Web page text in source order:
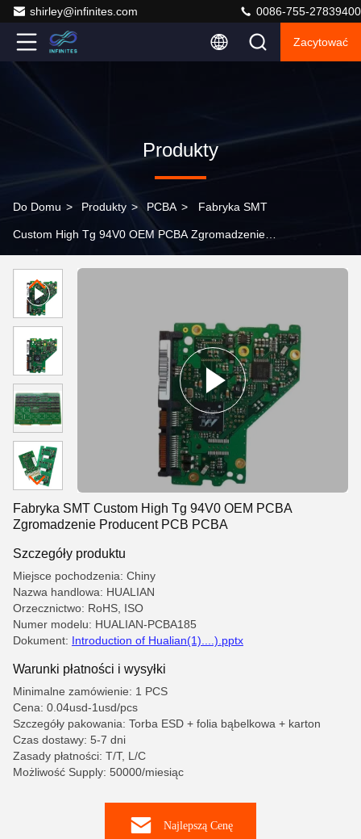
shirley@infinites.com 0086-755-27839400
Zacytować
Produkty
Do Domu > Produkty > PCBA > Fabryka SMT
Custom High Tg 94V0 OEM PCBA Zgromadzenie
Fabryka SMT Custom High Tg 94V0 OEM PCBA
Zgromadzenie Producent PCB PCBA
Szczegóły produktu
Miejsce pochodzenia: Chiny
Nazwa handlowa: HUALIAN
Orzecznictwo: RoHS, ISO
Numer modelu: HUALIAN-PCBA185
Dokument: Introduction of Hualian(1)....).pptx
Warunki płatności i wysyłki
Minimalne zamówienie: 1 PCS
Cena: 0.04usd-1usd/pcs
Szczegóły pakowania: Torba ESD + folia bąbelkowa + karton
Czas dostawy: 5-7 dni
Zasady płatności: T/T, L/C
Możliwość Supply: 50000/miesiąc
Najlepszą Cenę